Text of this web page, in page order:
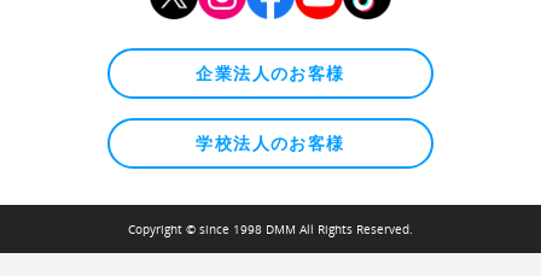
企業法人のお客様
学校法人のお客様
Copyright © since 1998 DMM All Rights Reserved.